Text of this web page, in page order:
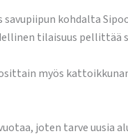
kohdalta
tilaisuus
myös
joten tarve